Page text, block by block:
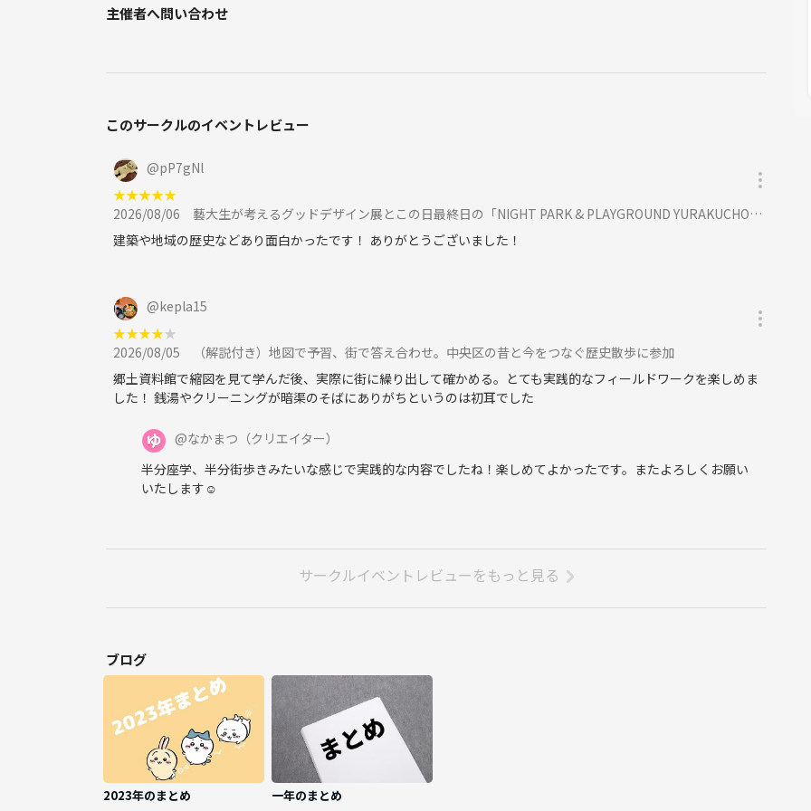
主催者へ問い合わせ
このサークルのイベントレビュー
@pP7gNl
★★★★★
2026/08/06
藝大生が考えるグッドデザイン展とこの日最終日の「NIGHT PARK & PLAYGROUND YURAKUCHO」に参加
建築や地域の歴史などあり面白かったです！ ありがとうございました！
@kepla15
★★★★★
2026/08/05
（解説付き）地図で予習、街で答え合わせ。中央区の昔と今をつなぐ歴史散歩に参加
郷土資料館で縮図を見て学んだ後、実際に街に繰り出して確かめる。とても実践的なフィールドワークを楽しめま
した！ 銭湯やクリーニングが暗渠のそばにありがちというのは初耳でした
@なかまつ （クリエイター）
半分座学、半分街歩きみたいな感じで実践的な内容でしたね！楽しめてよかったです。またよろしくお願い
いたします☺
サークルイベントレビューをもっと見る
ブログ
2023年のまとめ 一年のまとめ